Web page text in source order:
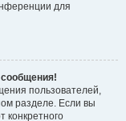
для
пользователей,
разделе. Если вы
конкретного